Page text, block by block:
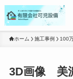
ホーム 施工事例 100
3D画像 美